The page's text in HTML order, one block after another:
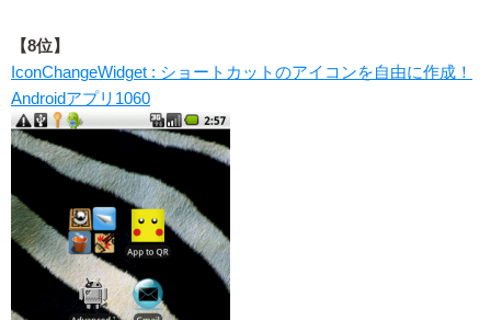
【8位】
IconChangeWidget : ショートカットのアイコンを自由に作成！
Androidアプリ1060